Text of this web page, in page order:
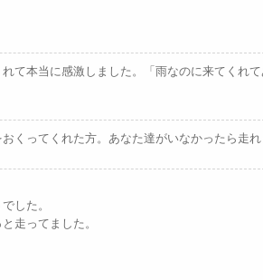
て本当に感激しました。「雨なのに来てく
くってくれた方。あなた達がいなかったら走
した。
走ってました。